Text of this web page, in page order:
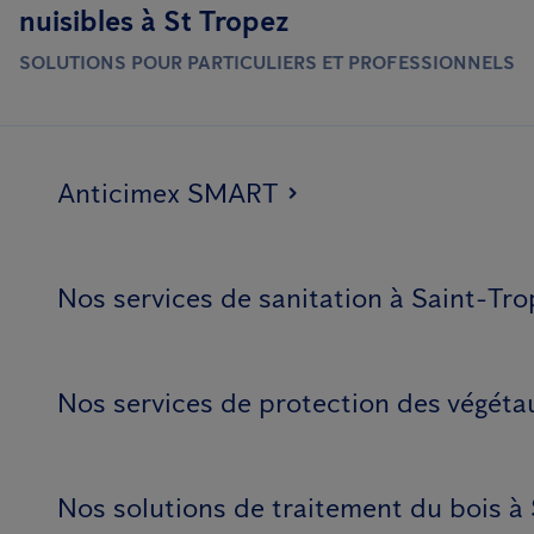
provoquent une douleur, un gonflement et une rougeur
localisés.
nuisibles à St Tropez
SOLUTIONS POUR PARTICULIERS ET PROFESSIONNELS
Anticimex SMART
Nos services de sanitation à Saint-
Nos services de protection des
Nos solutions de traitement du bois à